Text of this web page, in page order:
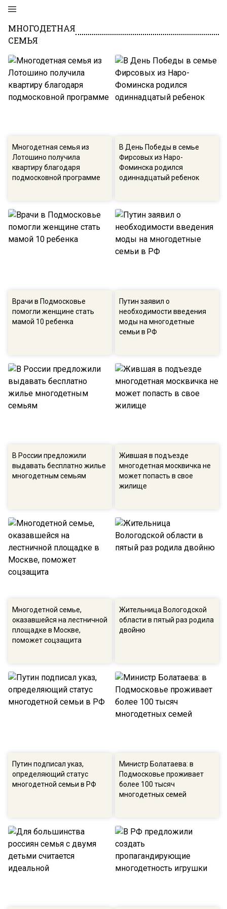
МНОГОДЕТНАЯ
СЕМЬЯ
Многодетная семья из
Лотошино получила
квартиру благодаря
подмосковной программе
В День Победы в семье
Фирсовых из Наро-
Фоминска родился
одиннадцатый ребенок
Врачи в Подмосковье
помогли женщине стать
мамой 10 ребенка
Путин заявил о
необходимости введения
моды на многодетные
семьи в РФ
В России предложили
выдавать бесплатно жилье
многодетным семьям
Жившая в подъезде
многодетная москвичка не
может попасть в свое
жилище
Многодетной семье,
оказавшейся на лестничной
площадке в Москве,
поможет соцзащита
Жительница Вологодской
области в пятый раз родила
двойню
Путин подписал указ,
определяющий статус
многодетной семьи в РФ
Министр Болатаева: в
Подмосковье проживает
более 100 тысяч
многодетных семей